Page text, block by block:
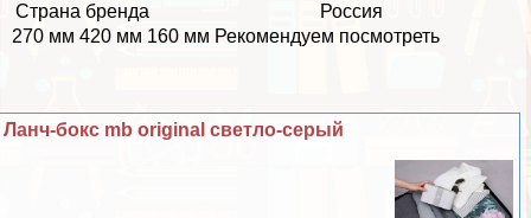
Страна бренда
Россия
270 мм 420 мм 160 мм Рекомендуем посмотреть
Ланч-бокс mb original светло-серый